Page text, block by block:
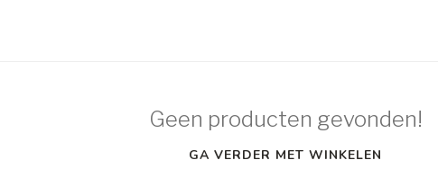
Geen producten gevonden!
GA VERDER MET WINKELEN